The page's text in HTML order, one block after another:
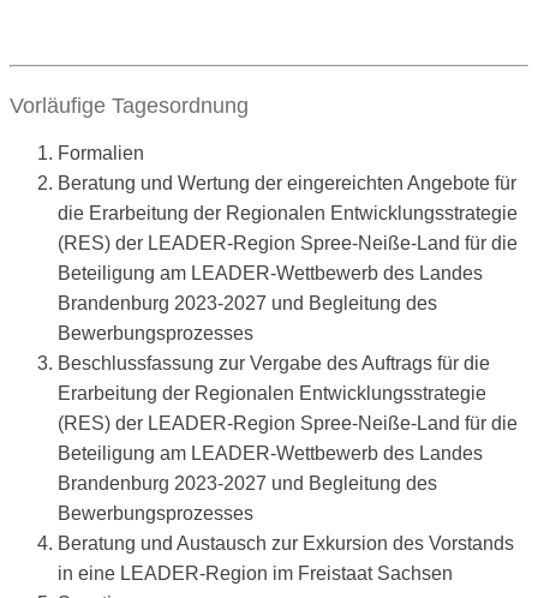
Vorläufige Tagesordnung
Formalien
Beratung und Wertung der eingereichten Angebote für
die Erarbeitung der Regionalen Entwicklungsstrategie
(RES) der LEADER-Region Spree-Neiße-Land für die
Beteiligung am LEADER-Wettbewerb des Landes
Brandenburg 2023-2027 und Begleitung des
Bewerbungsprozesses
Beschlussfassung zur Vergabe des Auftrags für die
Erarbeitung der Regionalen Entwicklungsstrategie
(RES) der LEADER-Region Spree-Neiße-Land für die
Beteiligung am LEADER-Wettbewerb des Landes
Brandenburg 2023-2027 und Begleitung des
Bewerbungsprozesses
Beratung und Austausch zur Exkursion des Vorstands
in eine LEADER-Region im Freistaat Sachsen